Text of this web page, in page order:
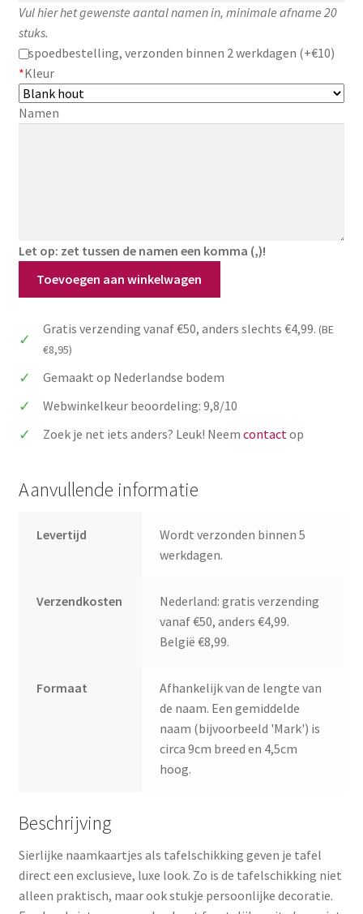
Vul hier het gewenste aantal namen in, minimale afname 20
stuks.
spoedbestelling, verzonden binnen 2 werkdagen (+€10)
*Kleur
Namen
Let op: zet tussen de namen een komma (,)!
naamkaartjes
bruiloft
aantal
Toevoegen aan winkelwagen
Gratis verzending vanaf €50, anders slechts €4,99. (BE
€8,95)
Gemaakt op Nederlandse bodem
Webwinkelkeur beoordeling: 9,8/10
Zoek je net iets anders? Leuk! Neem contact op
Aanvullende informatie
Levertijd
Wordt verzonden binnen 5
werkdagen.
Verzendkosten
Nederland: gratis verzending
vanaf €50, anders €4,99.
België €8,99.
Formaat
Afhankelijk van de lengte van
de naam. Een gemiddelde
naam (bijvoorbeeld 'Mark') is
circa 9cm breed en 4,5cm
hoog.
Beschrijving
Sierlijke naamkaartjes als tafelschikking geven je tafel
direct een exclusieve, luxe look. Zo is de tafelschikking niet
alleen praktisch, maar ook stukje persoonlijke decoratie.